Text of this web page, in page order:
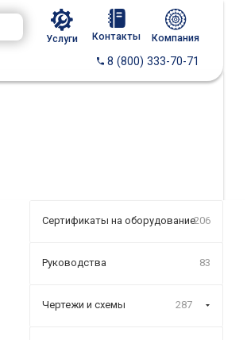
Услуги Контакты Компания
8 (800) 333-70-71
Сертификаты на оборудование206
Руководства 83
Чертежи и схемы 287